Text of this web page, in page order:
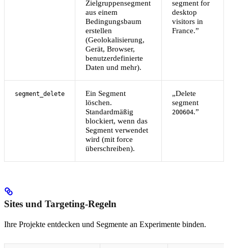
Zielgruppensegment
aus einem
Bedingungsbaum
erstellen
(Geolokalisierung,
Gerät, Browser,
benutzerdefinierte
Daten und mehr).
segment for
desktop
visitors in
France.”
segment_delete
Ein Segment
löschen.
Standardmäßig
blockiert, wenn das
Segment verwendet
wird (mit force
überschreiben).
„Delete
segment
200604.”
Sites und Targeting-Regeln
Ihre Projekte entdecken und Segmente an Experimente binden.